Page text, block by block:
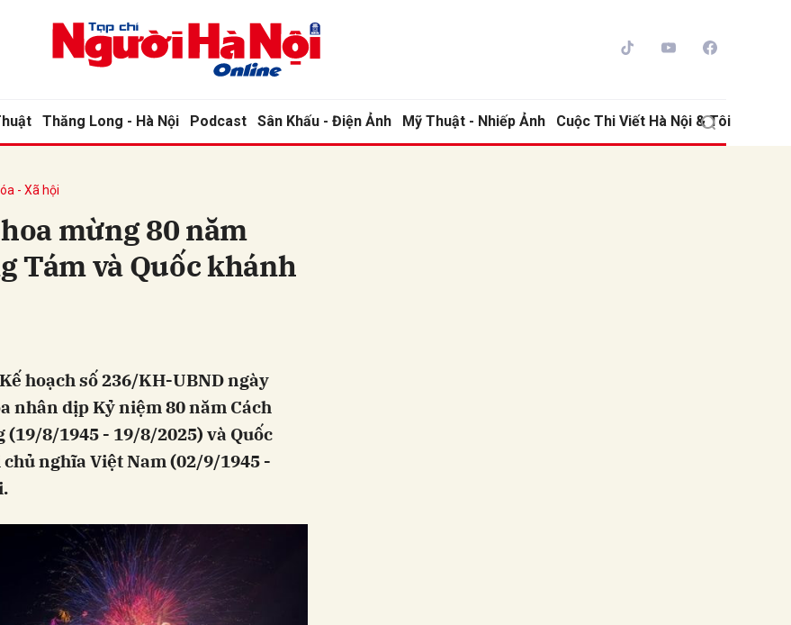
Thăng Long - Hà Nội Podcast Sân Khấu - Điện Ảnh Mỹ Thuật - Nhiếp Ảnh Cuộc Thi Viết Hà Nội & Tôi
- Xã hội
mừng 80 năm
Tám và Quốc khánh
hoạch số 236/KH-UBND ngày
nhân dịp Kỷ niệm 80 năm Cách
8/1945 - 19/8/2025) và Quốc
nghĩa Việt Nam (02/9/1945 -